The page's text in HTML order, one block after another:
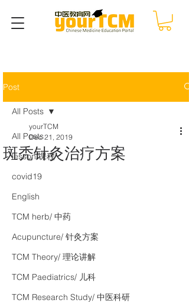
Post
All Posts
lesson/课程
covid19
English
TCM herb/ 中药
Acupuncture/ 针灸方案
TCM Theory/ 理论讲解
TCM Paediatrics/ 儿科
TCM Research Study/ 中医科研
All Posts
斑秃针灸治疗方案
yourTCM
Dec 21, 2019